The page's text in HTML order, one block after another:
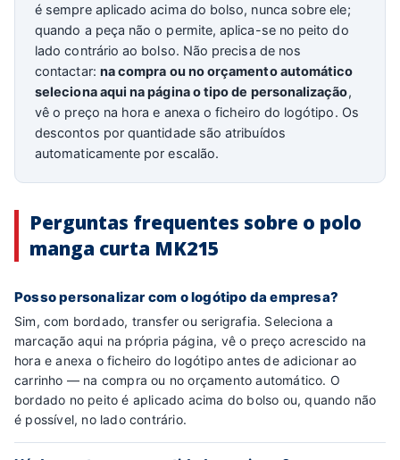
é sempre aplicado acima do bolso, nunca sobre ele;
quando a peça não o permite, aplica-se no peito do
lado contrário ao bolso. Não precisa de nos
contactar: na compra ou no orçamento automático
seleciona aqui na página o tipo de personalização,
vê o preço na hora e anexa o ficheiro do logótipo. Os
descontos por quantidade são atribuídos
automaticamente por escalão.
Perguntas frequentes sobre o polo
manga curta MK215
Posso personalizar com o logótipo da empresa?
Sim, com bordado, transfer ou serigrafia. Seleciona a
marcação aqui na própria página, vê o preço acrescido na
hora e anexa o ficheiro do logótipo antes de adicionar ao
carrinho — na compra ou no orçamento automático. O
bordado no peito é aplicado acima do bolso ou, quando não
é possível, no lado contrário.